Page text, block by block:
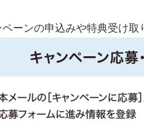
ペーンの申込みや特典受け取